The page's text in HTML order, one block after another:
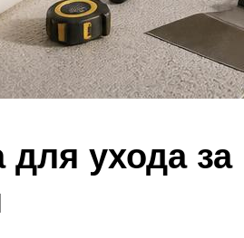
для ухода за